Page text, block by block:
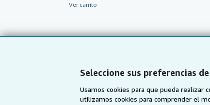
Seleccione sus preferencias
Usamos cookies para que pueda realizar
utilizamos cookies para comprender el
Ver carrito